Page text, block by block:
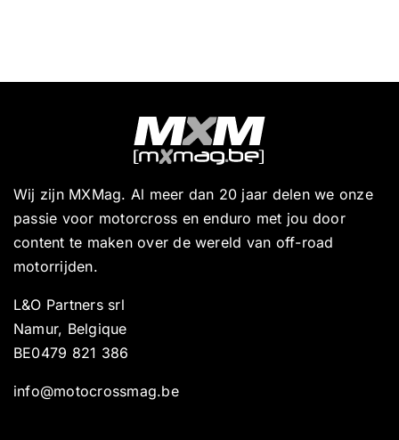
Wij zijn MXMag. Al meer dan 20 jaar delen we onze
passie voor motorcross en enduro met jou door
content te maken over de wereld van off-road
motorrijden.
L&O Partners srl
Namur, Belgique
BE0479 821 386
info@motocrossmag.be